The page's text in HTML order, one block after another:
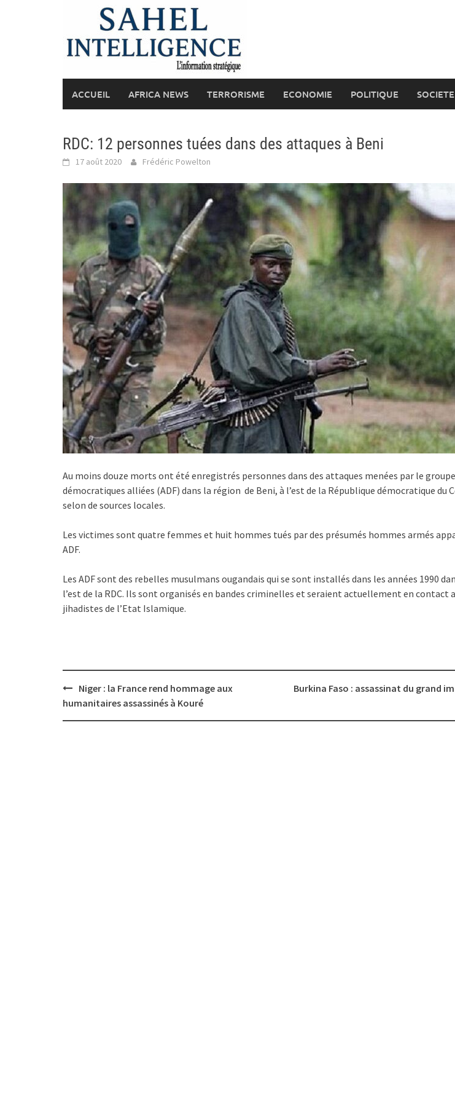
ACCUEIL AFRICA NEWS TERRORISME ECONOMIE POLITIQUE SOCIETE
RDC: 12 personnes tuées dans des attaques à Beni
17 août 2020 Frédéric Powelton
Au moins douze morts ont été enregistrés personnes dans des attaques menées par le
démocratiques alliées (ADF) dans la région de Beni, à l’est de la République démocratique du
selon de sources locales.
Les victimes sont quatre femmes et huit hommes tués par des présumés hommes armés
ADF.
Les ADF sont des rebelles musulmans ougandais qui se sont installés dans les années 1990
l’est de la RDC. Ils sont organisés en bandes criminelles et seraient actuellement en contact
jihadistes de l’Etat Islamique.
Post
navigation
Niger : la France rend hommage aux
humanitaires assassinés à Kouré
Burkina Faso : assassinat du grand